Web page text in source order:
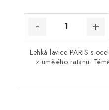
Lehká lavice PARIS s
z umělého ratanu.